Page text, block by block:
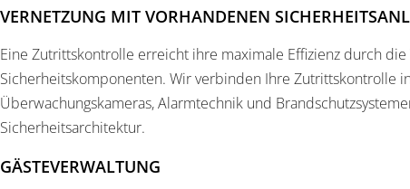
VERNETZUNG MIT VORHANDENEN
Eine Zutrittskontrolle erreicht ihre maximale Effizienz durch
Sicherheitskomponenten. Wir verbinden Ihre Zutrittskontrolle
Überwachungskameras, Alarmtechnik und
Sicherheitsarchitektur.
GÄSTEVERWALTUNG